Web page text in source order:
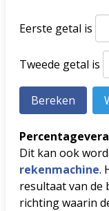
Eerste getal is
Tweede getal is
Dit kan ook
rekenmachine.
resultaat van de
richting waarin